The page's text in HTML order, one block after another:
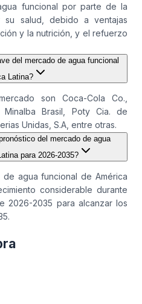
funcional por parte de la
su salud, debido a ventajas
y la nutrición, y el refuerzo
del mercado de agua funcional
Latina?
son Coca-Cola Co.,
Brasil, Poty Cia. de
Unidas, S.A, entre otras.
del mercado de agua
para 2026-2035?
agua funcional de América
considerable durante
2026-2035 para alcanzar los